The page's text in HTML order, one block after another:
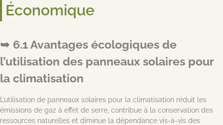
Économique
6.1 Avantages écologiques de
l’utilisation des panneaux solaires pour
la climatisation
L’utilisation de panneaux solaires pour la climatisation réduit les
émissions de gaz à effet de serre, contribue à la conservation des
ressources naturelles et diminue la dépendance vis-à-vis des